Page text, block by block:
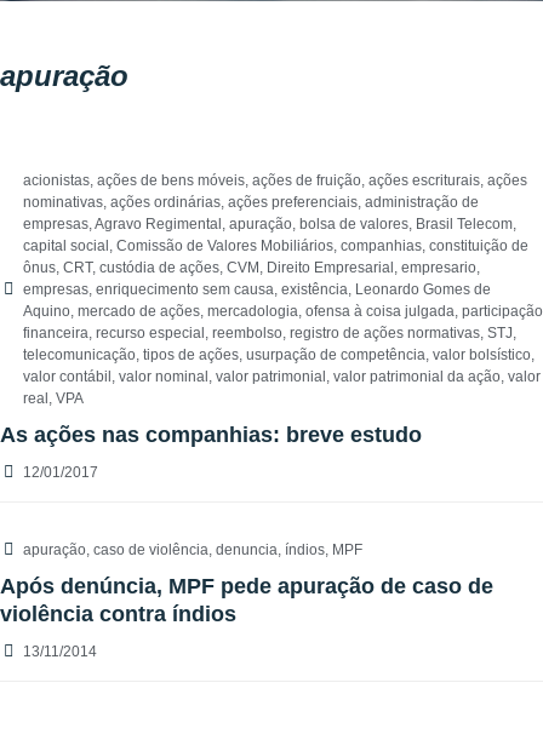
apuração
acionistas, ações de bens móveis, ações de fruição, ações escriturais, ações
nominativas, ações ordinárias, ações preferenciais, administração de
empresas,Agravo Regimental , apuração, bolsa de valores, Brasil Telecom,
capital social , Comissão de Valores Mobiliários, companhias, constituição de
ônus, CRT, custódia de ações, CVM , Direito Empresarial , empresario,
empresas, enriquecimento sem causa, existência, Leonardo Gomes de
Aquino, mercado de ações, mercadologia, ofensa à coisa julgada, participação
financeira, recurso especial , reembolso, registro de ações normativas, STJ,
telecomunicação, tipos de ações, usurpação de competência, valor bolsístico,
valor contábil , valor nominal , valor patrimonial , valor patrimonial da ação, valor
real , VPA
As ações nas companhias: breve estudo
12/01/2017
apuração, caso de violência, denuncia, índios, MPF
Após denúncia, MPF pede apuração de caso de
violência contra índios
13/11/2014